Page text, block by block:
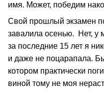
имя. Может, победим
Свой прошлый экзамен
завалила осенью. Нет, у
за последние 15 лет я
и даже не поцарапала.
котором практически
виной тому не моя